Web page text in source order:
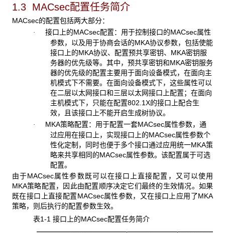
1.3 MACsec配置任务简介
MACsec的配置包括两大部分：
· 接口上的MACsec配置：用于控制接口的MACsec属性
参数，以及用于协商会话的MKA协议参数，包括使能
接口上的MKA协议、配置预共享密钥、MKA密钥服
务器的优先级等。其中，预共享密钥和MKA密钥服务
器的优先级的配置主要用于面向设备模式，在面向主
机模式下不需要。在面向设备模式下，这些属性可以
在二层以太网接口和三层以太网接口上配置；在面向
主机模式下，只能在配置802.1X的接口上配合生
效，且该接口上不能开启生成树协议。
· MKA策略配置：用于配置一套MACsec属性参数，通
过应用在接口上，实现接口上的MACsec属性参数个
性化定制，同时也便于多个接口通过应用统一MKA策
略来共享相同的MACsec属性参数。该配置属于可选
配置。
由于MACsec属性参数既可以在接口上直接配置，又可以使用
MKA策略配置，因此由配置顺序决定它们最终的生效情况。如果
既在接口上直接配置MACsec属性参数，又在接口上应用了MKA
策略，则后执行的配置参数生效。
表1-1 接口上的MACsec配置任务简介